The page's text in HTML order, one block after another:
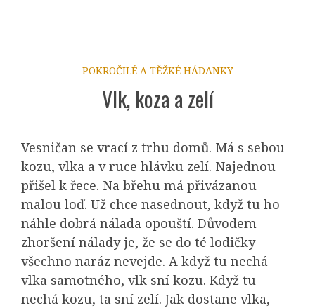
POKROČILÉ A TĚŽKÉ HÁDANKY
Vlk, koza a zelí
Vesničan se vrací z trhu domů. Má s sebou
kozu, vlka a v ruce hlávku zelí. Najednou
přišel k řece. Na břehu má přivázanou
malou loď. Už chce nasednout, když tu ho
náhle dobrá nálada opouští. Důvodem
zhoršení nálady je, že se do té lodičky
všechno naráz nevejde. A když tu nechá
vlka samotného, vlk sní kozu. Když tu
nechá kozu, ta sní zelí. Jak dostane vlka,